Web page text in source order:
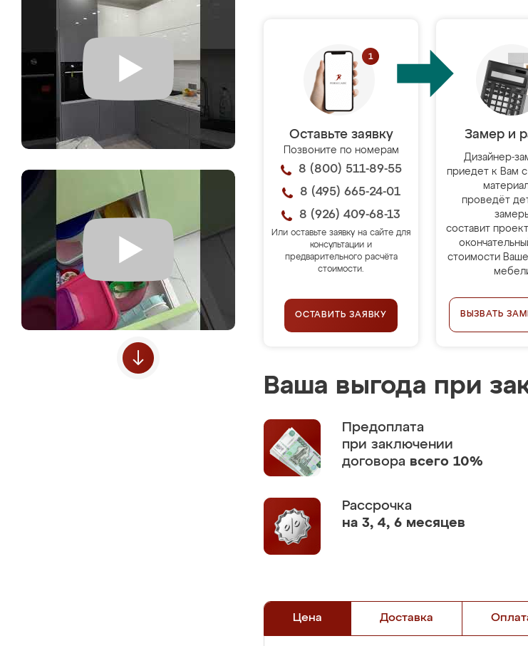
Оставьте заявку
Позвоните по номерам
8 (800) 511-89-55
8 (495) 665-24-01
8 (926) 409-68-13
Или оставьте заявку на сайте для
консультации и
предварительного расчёта
стоимости.
ОСТАВИТЬ ЗАЯВКУ
Замер и
Дизайнер-
приедет к Вам с
проведёт
составит
стоимости
ВЫЗВАТЬ
Ваша выгода при
Предоплата
при заключении
договора всего 10%
Рассрочка
на 3, 4, 6 месяцев
Цена Доставка